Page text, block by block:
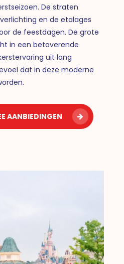
De straten
en de etalages
de feestdagen. De grote
in een betoverende
uit lang
dat in deze moderne
AANBIEDINGEN